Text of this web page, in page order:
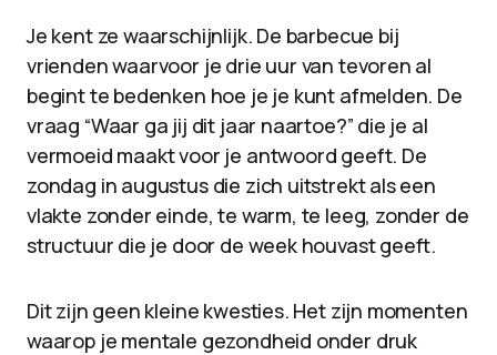
Je kent ze waarschijnlijk. De barbecue bij
vrienden waarvoor je drie uur van tevoren al
begint te bedenken hoe je je kunt afmelden. De
vraag “Waar ga jij dit jaar naartoe?” die je al
vermoeid maakt voor je antwoord geeft. De
zondag in augustus die zich uitstrekt als een
vlakte zonder einde, te warm, te leeg, zonder de
structuur die je door de week houvast geeft.
Dit zijn geen kleine kwesties. Het zijn momenten
waarop je mentale gezondheid onder druk